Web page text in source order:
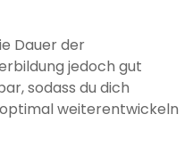
Dauer der
jedoch gut
sodass du dich
weiterentwickeln